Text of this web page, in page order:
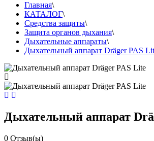
Главная\
КАТАЛОГ\
Средства защиты\
Защита органов дыхания\
Дыхательные аппараты\
Дыхательный аппарат Dräger PAS
Дыхательный аппарат
0 Отзыв(ы)